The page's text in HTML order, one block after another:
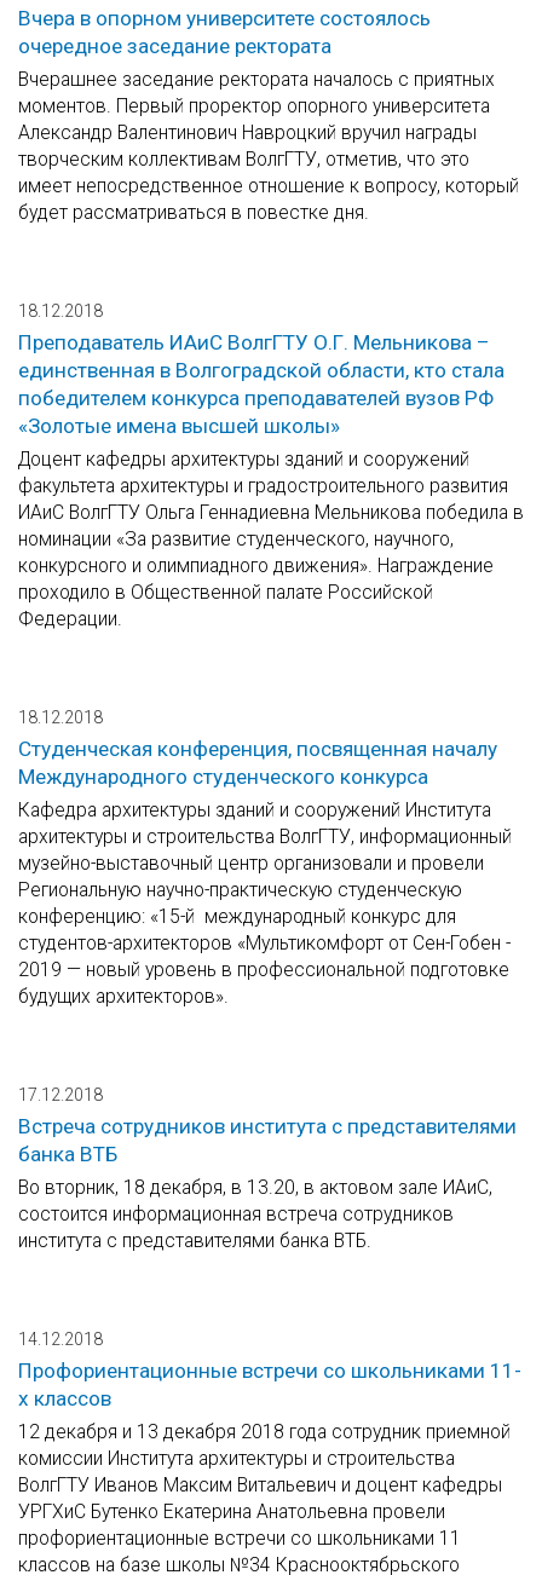
Вчера в опорном университете состоялось
очередное заседание ректората
Вчерашнее заседание ректората началось с приятных
моментов. Первый проректор опорного университета
Александр Валентинович Навроцкий вручил награды
творческим коллективам ВолгГТУ, отметив, что это
имеет непосредственное отношение к вопросу, который
будет рассматриваться в повестке дня.
18.12.2018
Преподаватель ИАиС ВолгГТУ О.Г. Мельникова –
единственная в Волгоградской области, кто стала
победителем конкурса преподавателей вузов РФ
«Золотые имена высшей школы»
Доцент кафедры архитектуры зданий и сооружений
факультета архитектуры и градостроительного развития
ИАиС ВолгГТУ Ольга Геннадиевна Мельникова победила в
номинации «За развитие студенческого, научного,
конкурсного и олимпиадного движения». Награждение
проходило в Общественной палате Российской
Федерации.
18.12.2018
Студенческая конференция, посвященная началу
Международного студенческого конкурса
Кафедра архитектуры зданий и сооружений Института
архитектуры и строительства ВолгГТУ, информационный
музейно-выставочный центр организовали и провели
Региональную научно-практическую студенческую
конференцию: «15-й международный конкурс для
студентов-архитекторов «Мультикомфорт от Сен-Гобен -
2019 — новый уровень в профессиональной подготовке
будущих архитекторов».
17.12.2018
Встреча сотрудников института с представителями
банка ВТБ
Во вторник, 18 декабря, в 13.20, в актовом зале ИАиС,
состоится информационная встреча сотрудников
института с представителями банка ВТБ.
14.12.2018
Профориентационные встречи со школьниками 11-
х классов
12 декабря и 13 декабря 2018 года сотрудник приемной
комиссии Института архитектуры и строительства
ВолгГТУ Иванов Максим Витальевич и доцент кафедры
УРГХиС Бутенко Екатерина Анатольевна провели
профориентационные встречи со школьниками 11
классов на базе школы №34 Краснооктябрьского